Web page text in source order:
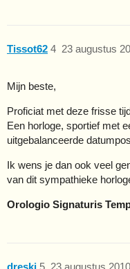
Tissot62 23 augustus
4
Mijn beste,
Proficiat met deze frisse
Een horloge, sportief met
uitgebalanceerde
Ik wens je dan ook veel
van dit sympathieke
Orologio Signaturis
dreski 23 augustus
5